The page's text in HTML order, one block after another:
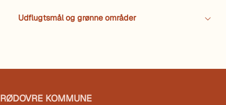
Udflugtsmål og grønne områder
RØDOVRE KOMMUNE